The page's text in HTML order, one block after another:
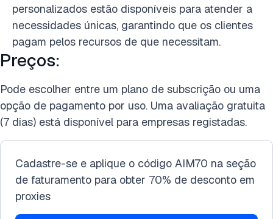
personalizados estão disponíveis para atender a
necessidades únicas, garantindo que os clientes
pagam pelos recursos de que necessitam.
Preços:
Pode escolher entre um plano de subscrição ou uma
opção de pagamento por uso. Uma avaliação gratuita
(7 dias) está disponível para empresas registadas.
Cadastre-se e aplique o código AIM70 na seção
de faturamento para obter 70% de desconto em
proxies